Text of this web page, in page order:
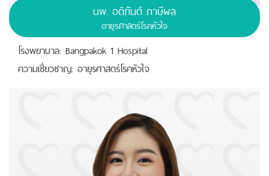
นพ. อดิกันต์ ภาษีผล
อายุรศาสตร์โรคหัวใจ
โรงพยาบาล: Bangpakok 1 Hospital
ความเชี่ยวชาญ: อายุรศาสตร์โรคหัวใจ